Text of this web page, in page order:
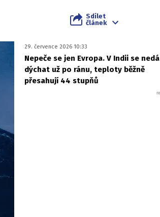
Sdílet
článek
29. července 2026 10:33
Nepeče se jen Evropa. V Indii se nedá
dýchat už po ránu, teploty běžně
přesahují 44 stupňů